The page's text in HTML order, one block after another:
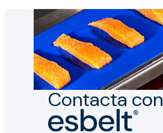
Contacta con